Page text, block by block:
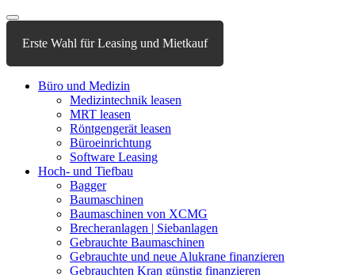
Erste Wahl für Leasing und Mietkauf
Büro und Medizin
Medizintechnik leasen
MRT leasen
Röntgengerät leasen
Büroeinrichtung
Software Leasing
Hoch- und Tiefbau
Bagger
Baumaschinen
Baumaschinen von XCMG
Brecheranlagen | Siebanlagen
Gebrauchte Baumaschinen
Gebrauchte und neue Alukrane finanzieren
Gebrauchten Kran günstig finanzieren